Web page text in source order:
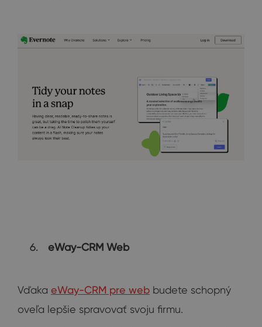
eWay-CRM Web
Vďaka eWay-CRM pre web budete schopný
oveľa lepšie spravovať svoju firmu.